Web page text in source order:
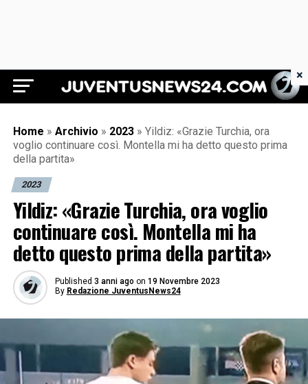
Juventus News 24
Home » Archivio » 2023 » Yildiz: «Grazie Turchia, ora
voglio continuare così. Montella mi ha detto questo prima
della partita»
2023
Yildiz: «Grazie Turchia, ora voglio
continuare così. Montella mi ha
detto questo prima della partita»
Published 3 anni ago on 19 Novembre 2023
By Redazione JuventusNews24
×